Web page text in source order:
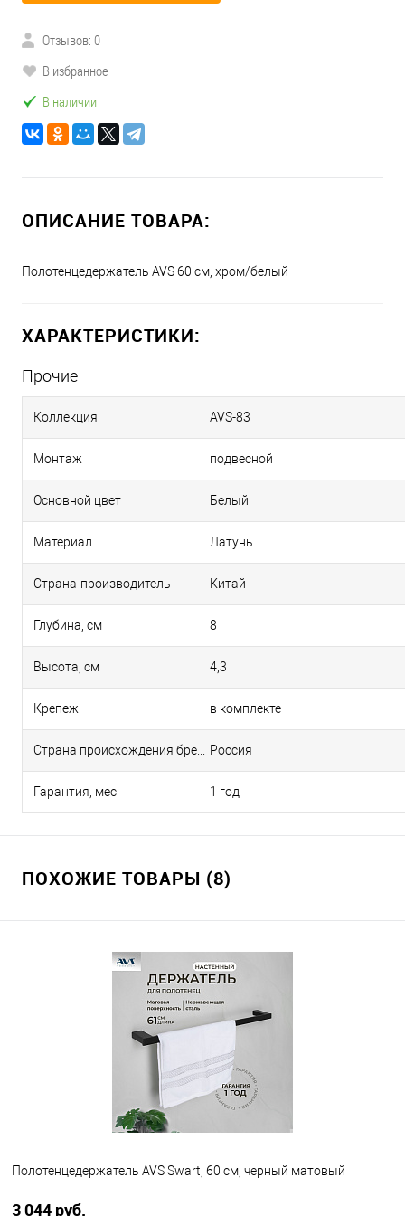
Отзывов: 0
В избранное
В наличии
ОПИСАНИЕ ТОВАРА:
Полотенцедержатель AVS 60 см, хром/белый
ХАРАКТЕРИСТИКИ:
Прочие
Коллекция AVS-83
Монтаж подвесной
Основной цвет Белый
Материал Латунь
Страна-производитель Китай
Глубина, см 8
Высота, см 4,3
Крепеж в комплекте
Россия
Гарантия, мес 1 год
ПОХОЖИЕ ТОВАРЫ (8)
Полотенцедержатель AVS Swart, 60 см, черный матовый
3 044 руб.